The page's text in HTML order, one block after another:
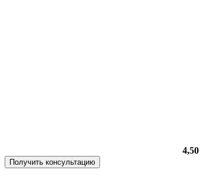
4,50
Получить консультацию